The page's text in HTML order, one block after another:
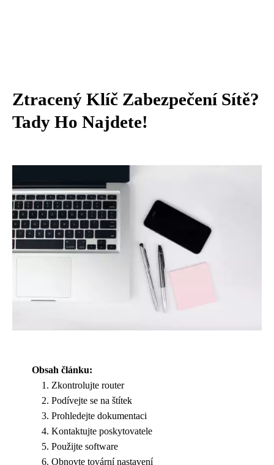
Ztracený Klíč Zabezpečení Sítě?
Tady Ho Najdete!
Obsah článku:
Zkontrolujte router
Podívejte se na štítek
Prohledejte dokumentaci
Kontaktujte poskytovatele
Použijte software
Obnovte tovární nastavení